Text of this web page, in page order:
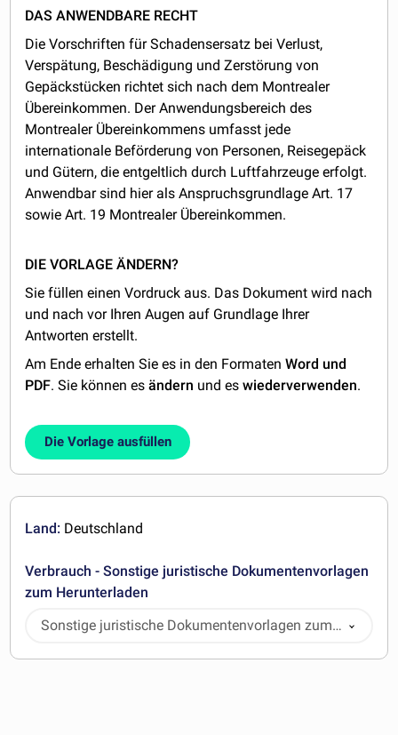
DAS ANWENDBARE RECHT
Die Vorschriften für Schadensersatz bei Verlust,
Verspätung, Beschädigung und Zerstörung von
Gepäckstücken richtet sich nach dem Montrealer
Übereinkommen. Der Anwendungsbereich des
Montrealer Übereinkommens umfasst jede
internationale Beförderung von Personen, Reisegepäck
und Gütern, die entgeltlich durch Luftfahrzeuge erfolgt.
Anwendbar sind hier als Anspruchsgrundlage Art. 17
sowie Art. 19 Montrealer Übereinkommen.
DIE VORLAGE ÄNDERN?
Sie füllen einen Vordruck aus. Das Dokument wird nach
und nach vor Ihren Augen auf Grundlage Ihrer
Antworten erstellt.
Am Ende erhalten Sie es in den FormatenWord und
PDF. Sie können esändern und eswiederverwenden.
Die Vorlage ausfüllen
Land: Deutschland
Verbrauch - Sonstige juristische Dokumentenvorlagen
zum Herunterladen
Sonstige juristische Dokumentenvorlagen zum
Herunterladen